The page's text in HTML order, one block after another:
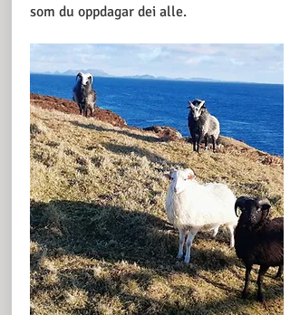
som du oppdagar dei alle.